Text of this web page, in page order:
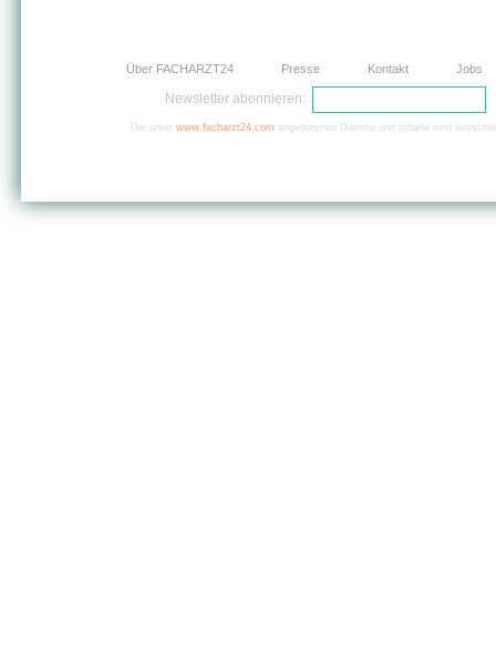
Über FACHARZT24 Presse Kontakt Jobs
Newsletter abonnieren:
Die unter www.facharzt24.com angebotenen Dienste und Inhalte sind